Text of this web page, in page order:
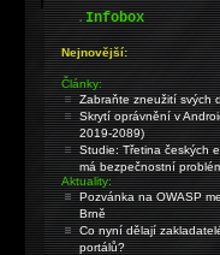
.Infobox
Nejnovější:
Články:
Zabraňte zneužití svých
Skrytí oprávnění v
2019-2089)
Studie: Třetina českých
má bezpečnostní
Aktuality:
Pozvánka na OWASP
Brně
Co nyní dělají
portálů?